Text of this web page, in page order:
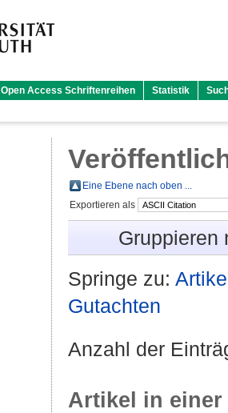
Open Access Schriftenreihen Statistik
Eine Ebene nach oben ...
Exportieren als
Gruppieren
Springe zu:
Gutachten
Anzahl der
Artikel in